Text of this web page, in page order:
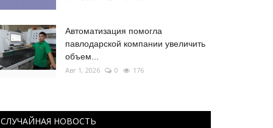
Автоматизация помогла
павлодарской компании увеличить
объем...
Авг 1, 2026 0 176
СЛУЧАЙНАЯ НОВОСТЬ